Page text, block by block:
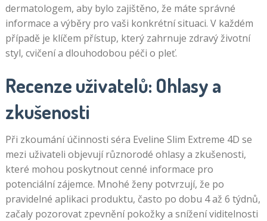
dermatologem, aby bylo zajištěno, že máte správné
informace a výběry pro vaši konkrétní situaci. V každém
případě je klíčem přístup, který zahrnuje zdravý životní
styl, cvičení a dlouhodobou péči o pleť.
Recenze uživatelů: Ohlasy a
zkušenosti
Při zkoumání účinnosti séra Eveline Slim Extreme 4D se
mezi uživateli objevují různorodé ohlasy a zkušenosti,
které mohou poskytnout cenné informace pro
potenciální zájemce. Mnohé ženy potvrzují, že po
pravidelné aplikaci produktu, často po dobu 4 až 6 týdnů,
začaly pozorovat zpevnění pokožky a snížení viditelnosti